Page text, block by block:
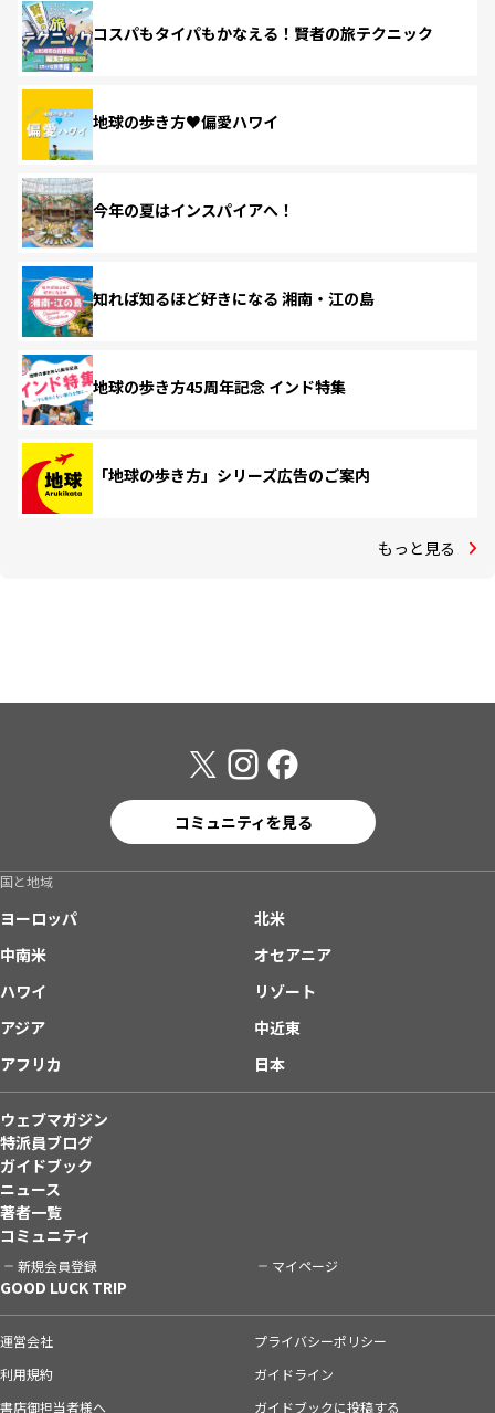
コスパもタイパもかなえる！賢者の旅テクニック
地球の歩き方♥偏愛ハワイ
今年の夏はインスパイアへ！
知れば知るほど好きになる 湘南・江の島
地球の歩き方45周年記念 インド特集
「地球の歩き方」シリーズ広告のご案内
もっと見る
コミュニティを見る
国と地域
ヨーロッパ
北米
中南米
オセアニア
ハワイ
リゾート
アジア
中近東
アフリカ
日本
ウェブマガジン
特派員ブログ
ガイドブック
ニュース
著者一覧
コミュニティ
新規会員登録 マイページ
GOOD LUCK TRIP
運営会社
プライバシーポリシー
利用規約
ガイドライン
書店御担当者様へ
ガイドブックに投稿する